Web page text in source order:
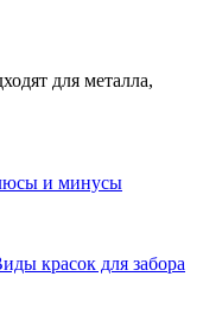
для металла,
и минусы
красок для забора